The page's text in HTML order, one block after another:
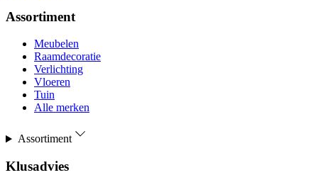
Assortiment
Meubelen
Raamdecoratie
Verlichting
Vloeren
Tuin
Alle merken
Assortiment
Klusadvies